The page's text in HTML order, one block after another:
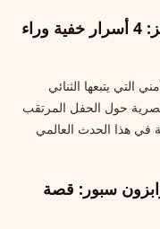
كريستيانو رونالدو وجورجينا رودريغيز: 4 أسرار خفية وراء
التي يتبعها الثنائي
حول الحفل المرتقب
في هذا الحدث العالمي
الرقم 10 في طرابزون سبور: قصة